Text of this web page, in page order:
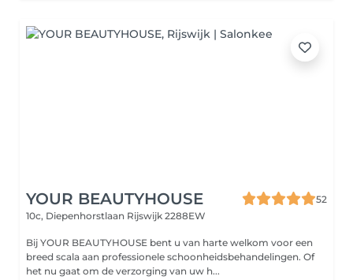
YOUR BEAUTYHOUSE
52
10c, Diepenhorstlaan Rijswijk 2288EW
Bij YOUR BEAUTYHOUSE bent u van harte welkom voor een
breed scala aan professionele schoonheidsbehandelingen. Of
het nu gaat om de verzorging van uw h...